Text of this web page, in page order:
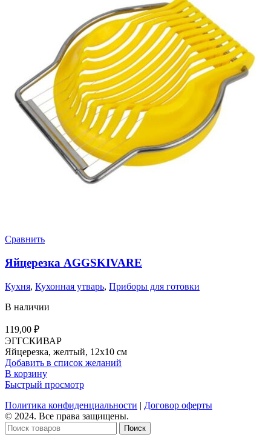
Сравнить
Яйцерезка AGGSKIVARE
Кухня, Кухонная утварь, Приборы для готовки
В наличии
119,00 ₽
ЭГГСКИВАР
Яйцерезка, желтый, 12х10 см
Добавить в список желаний
В корзину
Быстрый просмотр
Политика конфиденциальности | Договор оферты
© 2024. Все права защищены.
Поиск